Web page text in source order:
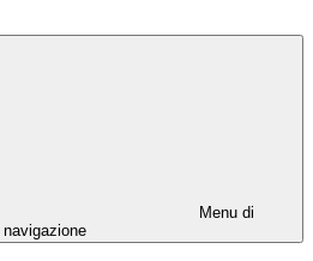
Menu di
navigazione